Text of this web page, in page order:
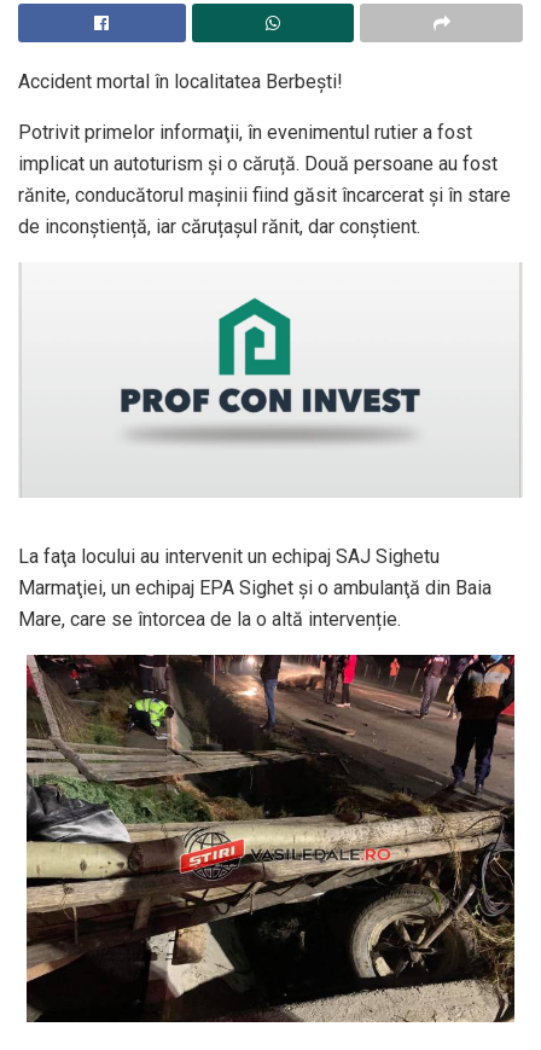
Accident mortal în localitatea Berbești!
Potrivit primelor informaţii, în evenimentul rutier a fost
implicat un autoturism și o căruță. Două persoane au fost
rănite, conducătorul mașinii fiind găsit încarcerat și în stare
de inconștiență, iar căruțașul rănit, dar conștient.
La faţa locului au intervenit un echipaj SAJ Sighetu
Marmaţiei, un echipaj EPA Sighet și o ambulanţă din Baia
Mare, care se întorcea de la o altă intervenție.